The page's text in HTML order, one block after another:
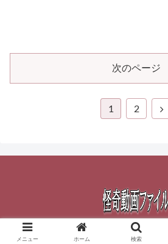
次のページ
1 2
© 2015-2026 怪奇動画
メニュー ホーム 検索